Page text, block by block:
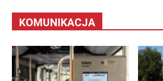
KOMUNIKACJA